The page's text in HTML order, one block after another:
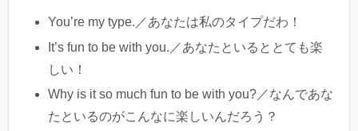
You’re my type.／あなたは私のタイプだわ！
It’s fun to be with you.／あなたといるととても楽
しい！
Why is it so much fun to be with you?／なんであな
たといるのがこんなに楽しいんだろう？